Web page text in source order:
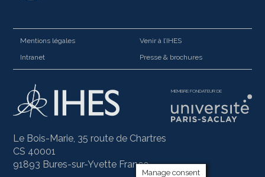
Mentions légales
Venir à l’IHES
Intranet
Presse & brochures
MEMBRE FONDATEUR DE
Le Bois-Marie, 35 route de Chartres
CS 40001
91893 Bures-sur-Yvette France
Manage consent